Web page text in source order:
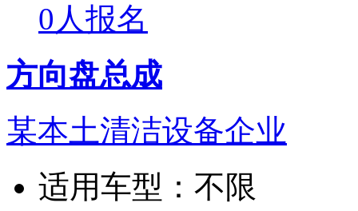
0人报名
方向盘总成
某本土清洁设备企业
适用车型： 不限